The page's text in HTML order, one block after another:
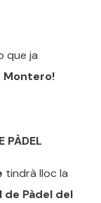
que ja
Montero!
PÀDEL
tindrà lloc la
de Pàdel del